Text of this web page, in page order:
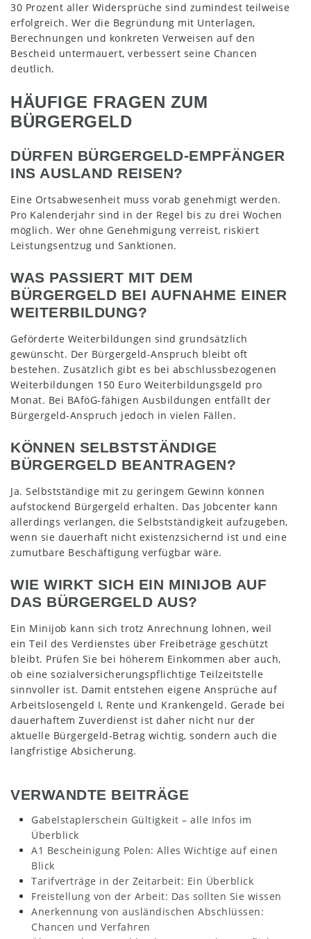
30 Prozent aller Widersprüche sind zumindest teilweise
erfolgreich. Wer die Begründung mit Unterlagen,
Berechnungen und konkreten Verweisen auf den
Bescheid untermauert, verbessert seine Chancen
deutlich.
HÄUFIGE FRAGEN ZUM
BÜRGERGELD
DÜRFEN BÜRGERGELD-EMPFÄNGER
INS AUSLAND REISEN?
Eine Ortsabwesenheit muss vorab genehmigt werden.
Pro Kalenderjahr sind in der Regel bis zu drei Wochen
möglich. Wer ohne Genehmigung verreist, riskiert
Leistungsentzug und Sanktionen.
WAS PASSIERT MIT DEM
BÜRGERGELD BEI AUFNAHME EINER
WEITERBILDUNG?
Geförderte Weiterbildungen sind grundsätzlich
gewünscht. Der Bürgergeld-Anspruch bleibt oft
bestehen. Zusätzlich gibt es bei abschlussbezogenen
Weiterbildungen 150 Euro Weiterbildungsgeld pro
Monat. Bei BAföG-fähigen Ausbildungen entfällt der
Bürgergeld-Anspruch jedoch in vielen Fällen.
KÖNNEN SELBSTSTÄNDIGE
BÜRGERGELD BEANTRAGEN?
Ja. Selbstständige mit zu geringem Gewinn können
aufstockend Bürgergeld erhalten. Das Jobcenter kann
allerdings verlangen, die Selbstständigkeit aufzugeben,
wenn sie dauerhaft nicht existenzsichernd ist und eine
zumutbare Beschäftigung verfügbar wäre.
WIE WIRKT SICH EIN MINIJOB AUF
DAS BÜRGERGELD AUS?
Ein Minijob kann sich trotz Anrechnung lohnen, weil
ein Teil des Verdienstes über Freibeträge geschützt
bleibt. Prüfen Sie bei höherem Einkommen aber auch,
ob eine sozialversicherungspflichtige Teilzeitstelle
sinnvoller ist. Damit entstehen eigene Ansprüche auf
Arbeitslosengeld I, Rente und Krankengeld. Gerade bei
dauerhaftem Zuverdienst ist daher nicht nur der
aktuelle Bürgergeld-Betrag wichtig, sondern auch die
langfristige Absicherung.
VERWANDTE BEITRÄGE
Gabelstaplerschein Gültigkeit – alle Infos im
Überblick
A1 Bescheinigung Polen: Alles Wichtige auf einen
Blick
Tarifverträge in der Zeitarbeit: Ein Überblick
Freistellung von der Arbeit: Das sollten Sie wissen
Anerkennung von ausländischen Abschlüssen:
Chancen und Verfahren